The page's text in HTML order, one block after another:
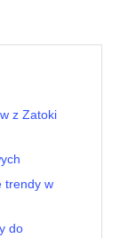
z Zatoki
trendy w
do